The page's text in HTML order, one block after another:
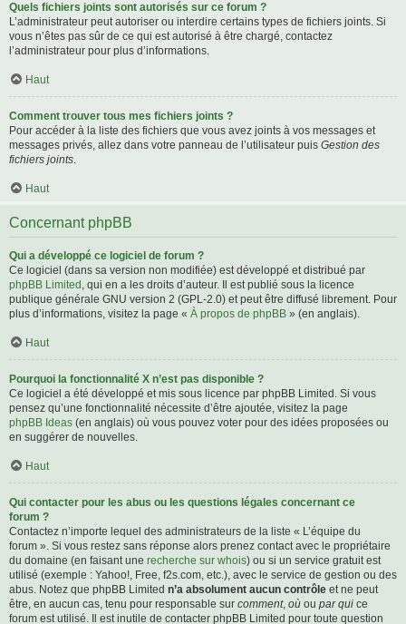
Quels fichiers joints sont autorisés sur ce forum ?
L’administrateur peut autoriser ou interdire certains types de fichiers joints. Si
vous n’êtes pas sûr de ce qui est autorisé à être chargé, contactez
l’administrateur pour plus d’informations.
Haut
Comment trouver tous mes fichiers joints ?
Pour accéder à la liste des fichiers que vous avez joints à vos messages et
messages privés, allez dans votre panneau de l’utilisateur puis Gestion des
fichiers joints.
Haut
Concernant phpBB
Qui a développé ce logiciel de forum ?
Ce logiciel (dans sa version non modifiée) est développé et distribué par
phpBB Limited , qui en a les droits d’auteur. Il est publié sous la licence
publique générale GNU version 2 (GPL-2.0) et peut être diffusé librement. Pour
plus d’informations, visitez la page « À propos de phpBB » (en anglais).
Haut
Pourquoi la fonctionnalité X n’est pas disponible ?
Ce logiciel a été développé et mis sous licence par phpBB Limited. Si vous
pensez qu’une fonctionnalité nécessite d’être ajoutée, visitez la page
phpBB Ideas (en anglais) où vous pouvez voter pour des idées proposées ou
en suggérer de nouvelles.
Haut
Qui contacter pour les abus ou les questions légales concernant ce
forum ?
Contactez n’importe lequel des administrateurs de la liste « L’équipe du
forum ». Si vous restez sans réponse alors prenez contact avec le propriétaire
du domaine (en faisant une recherche sur whois) ou si un service gratuit est
utilisé (exemple : Yahoo!, Free, f2s.com, etc.), avec le service de gestion ou des
abus. Notez que phpBB Limited n’a absolument aucun contrôle et ne peut
être, en aucun cas, tenu pour responsable sur comment, où ou par qui ce
forum est utilisé. Il est inutile de contacter phpBB Limited pour toute question